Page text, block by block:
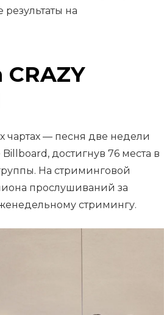
на
чартах — песня две недели
достигнув 76 места в
На стриминговой
прослушиваний за
стримингу.